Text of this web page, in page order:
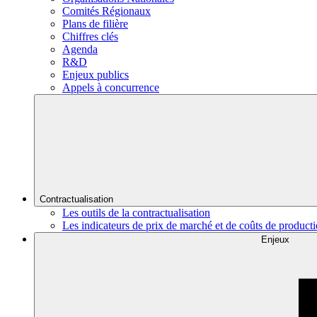
Comités Régionaux
Plans de filière
Chiffres clés
Agenda
R&D
Enjeux publics
Appels à concurrence
Contractualisation
Les outils de la contractualisation
Les indicateurs de prix de marché et de coûts de
Enjeux